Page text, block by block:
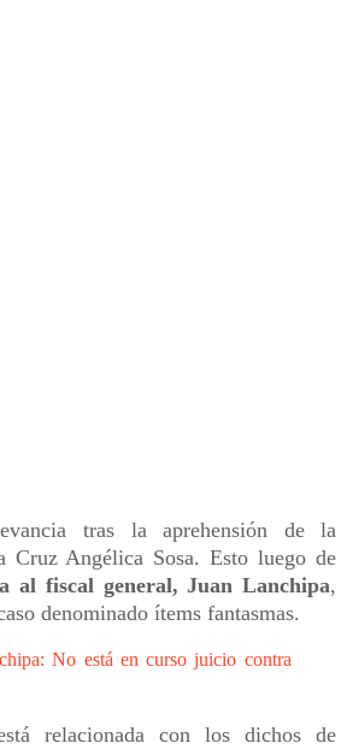
tras la aprehensión de la
Cruz Angélica Sosa. Esto luego de
al fiscal general, Juan Lanchipa,
denominado ítems fantasmas.
No está en curso juicio contra
relacionada con los dichos de